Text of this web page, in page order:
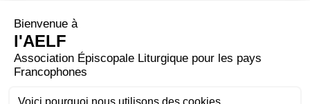
annonce-leur tout ce que le Seigneur
a fait pour toi dans sa miséricorde. »
Alors l’homme s’en alla,
il se mit à proclamer dans la région de la Décapole
ce que Jésus avait fait pour lui,
et tout le monde était dans l’admiration.